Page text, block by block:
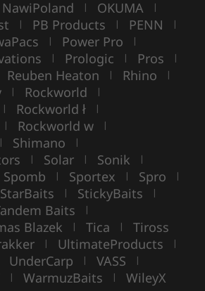
NawiPoland | OKUMA |
| PB Products | PENN |
| Power Pro |
| Prologic | Pros |
Reuben Heaton | Rhino |
| Rockworld |
| Rockworld ł |
| Rockworld w |
| Shimano |
| Solar | Sonik |
Spomb | Sportex | Spro |
StarBaits | StickyBaits |
Baits |
Blazek | Tica | Tiross
| UltimateProducts |
UnderCarp | VASS |
| WarmuzBaits | WileyX